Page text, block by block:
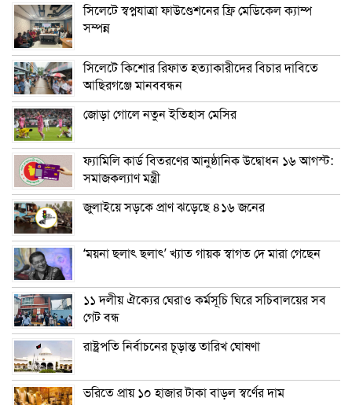
সিলেটে স্বপ্নযাত্রা ফাউণ্ডেশনের ফ্রি মেডিকেল ক্যাম্প
সম্পন্ন
সিলেটে কিশোর রিফাত হত্যাকারীদের বিচার দাবিতে
আছিরগঞ্জে মানববন্ধন
জোড়া গোলে নতুন ইতিহাস মেসির
ফ্যামিলি কার্ড বিতরণের আনুষ্ঠানিক উদ্বোধন ১৬ আগস্ট:
সমাজকল্যাণ মন্ত্রী
জুলাইয়ে সড়কে প্রাণ ঝড়েছে ৪১৬ জনের
‘ময়না ছলাৎ ছলাৎ’ খ্যাত গায়ক স্বাগত দে মারা গেছেন
১১ দলীয় ঐক্যের ঘেরাও কর্মসূচি ঘিরে সচিবালয়ের সব
গেট বন্ধ
রাষ্ট্রপতি নির্বাচনের চূড়ান্ত তারিখ ঘোষণা
ভরিতে প্রায় ১০ হাজার টাকা বাড়ল স্বর্ণের দাম